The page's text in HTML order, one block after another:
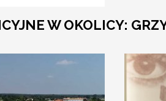
W OKOLICY: